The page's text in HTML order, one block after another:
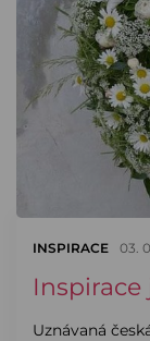
INSPIRACE 03.
Uznávaná